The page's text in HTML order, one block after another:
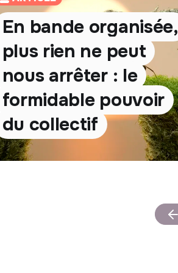
En bande organisée,
plus rien ne peut
nous arrêter : le
formidable pouvoir
du collectif